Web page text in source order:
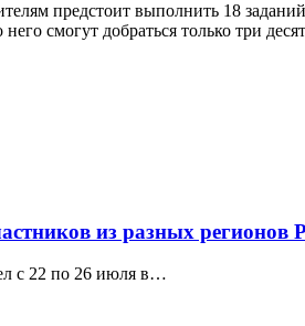
предстоит выполнить 18
смогут добраться только три
из разных регионов
с 22 по 26 июля в…